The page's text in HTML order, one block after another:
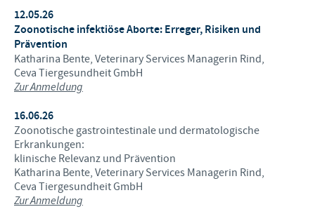
Downloads
Videos
Diagnostik-Formulare
Produktkatalog
Kontakt
12.05.26
Zoonotische infektiöse Aborte: Erreger, Risiken und
Prävention
Katharina Bente, Veterinary Services Managerin Rind,
Ceva Tiergesundheit GmbH
Zur Anmeldung
16.06.26
Zoonotische gastrointestinale und dermatologische
Erkrankungen:
klinische Relevanz und Prävention
Katharina Bente, Veterinary Services Managerin Rind,
Ceva Tiergesundheit GmbH
Zur Anmeldung